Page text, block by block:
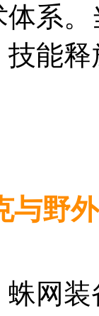
系
能
与野
网